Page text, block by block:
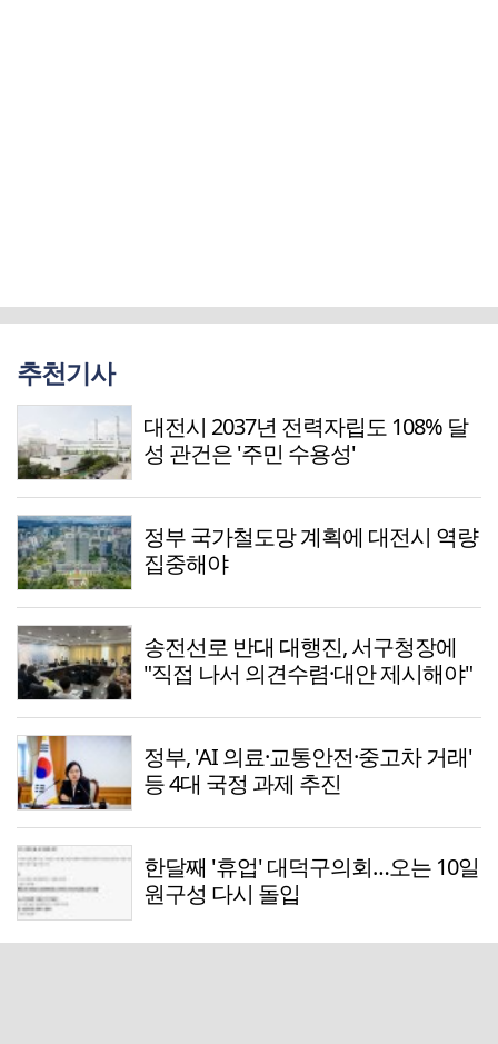
추천기사
대전시 2037년 전력자립도 108% 달
성 관건은 '주민 수용성'
정부 국가철도망 계획에 대전시 역량
집중해야
송전선로 반대 대행진, 서구청장에
"직접 나서 의견수렴·대안 제시해야"
정부, 'AI 의료·교통안전·중고차 거래'
등 4대 국정 과제 추진
한달째 '휴업' 대덕구의회…오는 10일
원구성 다시 돌입